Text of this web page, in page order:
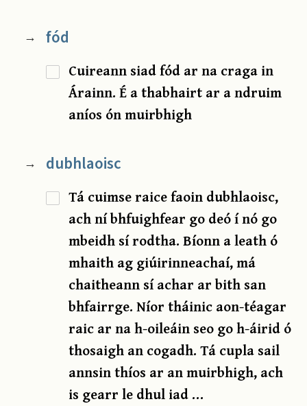
→ fód
Cuireann siad fód ar na craga in
Árainn. É a thabhairt ar a ndruim
aníos ón muirbhigh
→ dubhlaoisc
Tá cuimse raice faoin dubhlaoisc,
ach ní bhfuighfear go deó í nó go
mbeidh sí rodtha. Bíonn a leath ó
mhaith ag giúirinneachaí, má
chaitheann sí achar ar bith san
bhfairrge. Níor tháinic aon-téagar
raic ar na h-oileáin seo go h-áirid ó
thosaigh an cogadh. Tá cupla sail
annsin thíos ar an muirbhigh, ach
is gearr le dhul iad …